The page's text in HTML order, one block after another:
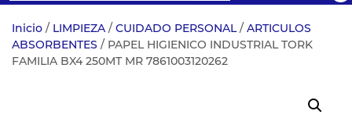
Inicio / LIMPIEZA / CUIDADO PERSONAL/ ARTICULOS
ABSORBENTES / PAPEL HIGIENICO INDUSTRIAL TORK
FAMILIA BX4 250MT MR 7861003120262